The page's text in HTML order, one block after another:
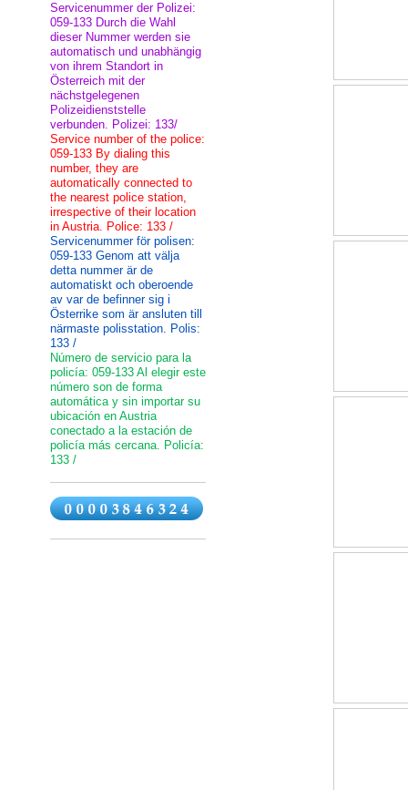
Servicenummer der Polizei:
059-133 Durch die Wahl
dieser Nummer werden sie
automatisch und unabhängig
von ihrem Standort in
Österreich mit der
nächstgelegenen
Polizeidienststelle
verbunden. Polizei: 133/
Service number of the police:
059-133 By dialing this
number, they are
automatically connected to
the nearest police station,
irrespective of their location
in Austria. Police: 133 /
Servicenummer för polisen:
059-133 Genom att välja
detta nummer är de
automatiskt och oberoende
av var de befinner sig i
Österrike som är ansluten till
närmaste polisstation. Polis:
133 /
Número de servicio para la
policía: 059-133 Al elegir este
número son de forma
automática y sin importar su
ubicación en Austria
conectado a la estación de
policía más cercana. Policía:
133 /